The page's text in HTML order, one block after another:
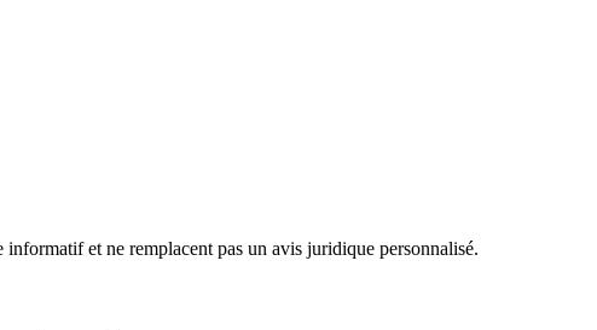
et ne remplacent pas un avis juridique personnalisé.